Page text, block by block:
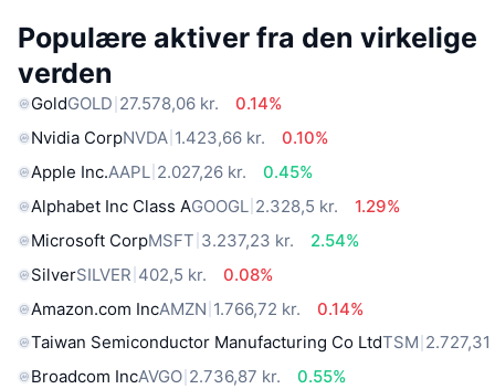
Populære aktiver fra den virkelige
verden
GoldGOLD 27.578,06 kr.
0.14%
Nvidia CorpNVDA 1.423,66 kr.
0.10%
Apple Inc.AAPL 2.027,26 kr.
0.45%
Alphabet Inc Class AGOOGL 2.328,5 kr.
1.29%
Microsoft CorpMSFT 3.237,23 kr.
2.54%
SilverSILVER 402,5 kr.
0.08%
Amazon.com IncAMZN 1.766,72 kr.
0.14%
Taiwan Semiconductor Manufacturing Co LtdTSM 2.727,31
Broadcom IncAVGO 2.736,87 kr.
0.55%